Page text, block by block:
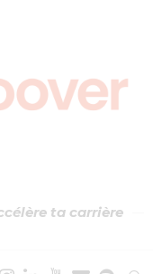
ta carrière